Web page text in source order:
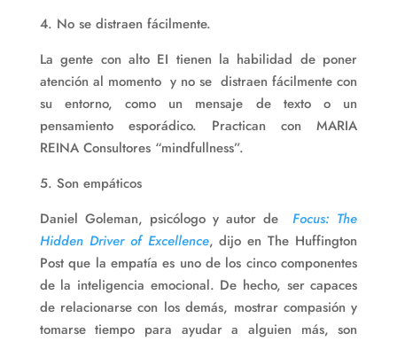
4. No se distraen fácilmente.
La gente con alto EI tienen la habilidad de poner
atención al momento y no se distraen fácilmente con
su entorno, como un mensaje de texto o un
pensamiento esporádico. Practican con MARIA
REINA Consultores “mindfullness”.
5. Son empáticos
Daniel Goleman, psicólogo y autor deFocus: The
Hidden Driver of Excellence, dijo en The Huffington
Post que la empatía es uno de los cinco componentes
de la inteligencia emocional. De hecho, ser capaces
de relacionarse con los demás, mostrar compasión y
tomarse tiempo para ayudar a alguien más, son